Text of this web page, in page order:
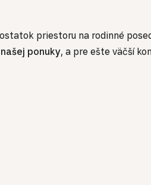
priestoru na rodinné
ponuky, a pre ešte väčší